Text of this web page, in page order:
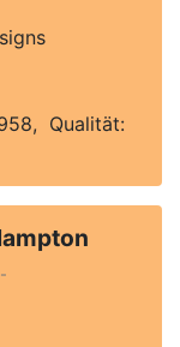
Qualität: